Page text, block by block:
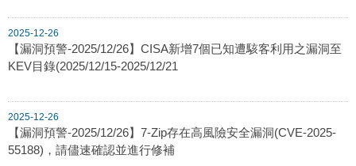
2025-12-26
【漏洞預警-2025/12/26】CISA新增7個已知遭駭客利用之漏洞至
KEV目錄(2025/12/15-2025/12/21
2025-12-26
【漏洞預警-2025/12/26】7-Zip存在高風險安全漏洞(CVE-2025-
55188)，請儘速確認並進行修補